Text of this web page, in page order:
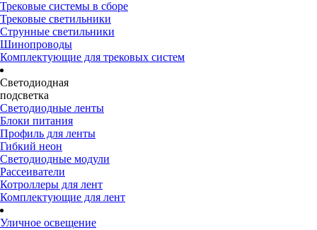
Трековые системы в сборе
Трековые светильники
Струнные светильники
Шинопроводы
Комплектующие для трековых систем
Светодиодная
подсветка
Светодиодные ленты
Блоки питания
Профиль для ленты
Гибкий неон
Светодиодные модули
Рассеиватели
Котроллеры для лент
Комплектующие для лент
Уличное освещение